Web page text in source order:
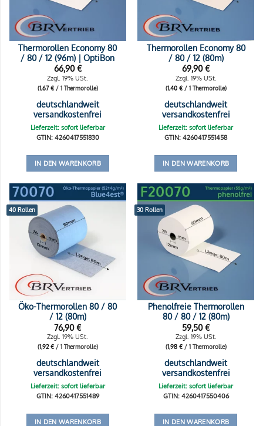
Thermorollen Economy 80
/ 80 / 12 (96m) | OptiBon
66,90€
Zzgl. 19% USt.
(1,67€/ 1 Thermorolle)
deutschlandweit
versandkostenfrei
Lieferzeit: sofort lieferbar
GTIN: 4260417551830
IN DEN WARENKORB
Thermorollen Economy 80
/ 80 / 12 (80m)
69,90€
Zzgl. 19% USt.
(1,40 €/ 1 Thermorolle)
deutschlandweit
versandkostenfrei
Lieferzeit: sofort lieferbar
GTIN: 4260417551458
IN DEN WARENKORB
40 Rollen
Öko-Thermorollen 80 / 80
/ 12 (80m)
76,90€
Zzgl. 19% USt.
(1,92€/ 1 Thermorolle)
deutschlandweit
versandkostenfrei
Lieferzeit: sofort lieferbar
GTIN: 4260417551489
IN DEN WARENKORB
30 Rollen
Phenolfreie Thermorollen
80 / 80 / 12 (80m)
59,50€
Zzgl. 19% USt.
(1,98 €/ 1 Thermorolle)
deutschlandweit
versandkostenfrei
Lieferzeit: sofort lieferbar
GTIN: 4260417550406
IN DEN WARENKORB